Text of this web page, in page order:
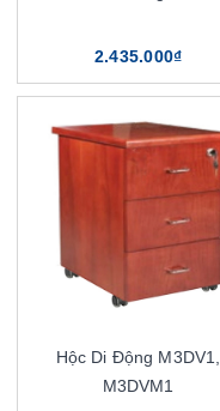
2.435.000₫
Hộc Di Động M3DV1,
M3DVM1